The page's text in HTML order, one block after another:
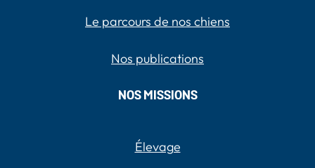
Le parcours de nos chiens
Nos publications
NOS MISSIONS
Élevage